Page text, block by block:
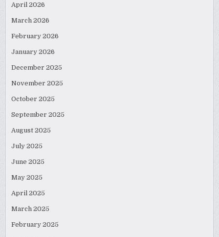
April 2026
March 2026
February 2026
January 2026
December 2025
November 2025
October 2025
September 2025
August 2025
July 2025
June 2025
May 2025
April 2025
March 2025
February 2025